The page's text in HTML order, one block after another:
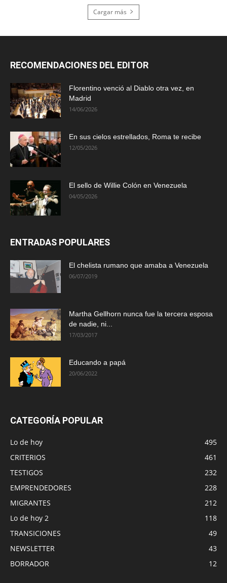
Cargar más
RECOMENDACIONES DEL EDITOR
Florentino venció al Diablo otra vez, en
Madrid
14/06/2026
En sus cielos estrellados, Roma te recibe
12/05/2026
El sello de Willie Colón en Venezuela
04/05/2026
ENTRADAS POPULARES
El chelista rumano que amaba a Venezuela
06/07/2019
Martha Gellhorn nunca fue la tercera esposa
de nadie, ni...
17/03/2017
Educando a papá
20/06/2022
CATEGORÍA POPULAR
Lo de hoy
495
CRITERIOS
461
TESTIGOS
232
EMPRENDEDORES
228
MIGRANTES
212
Lo de hoy 2
118
TRANSICIONES
49
NEWSLETTER
43
BORRADOR
12